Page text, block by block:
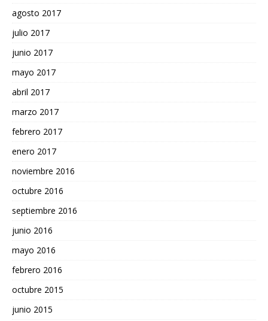
agosto 2017
julio 2017
junio 2017
mayo 2017
abril 2017
marzo 2017
febrero 2017
enero 2017
noviembre 2016
octubre 2016
septiembre 2016
junio 2016
mayo 2016
febrero 2016
octubre 2015
junio 2015